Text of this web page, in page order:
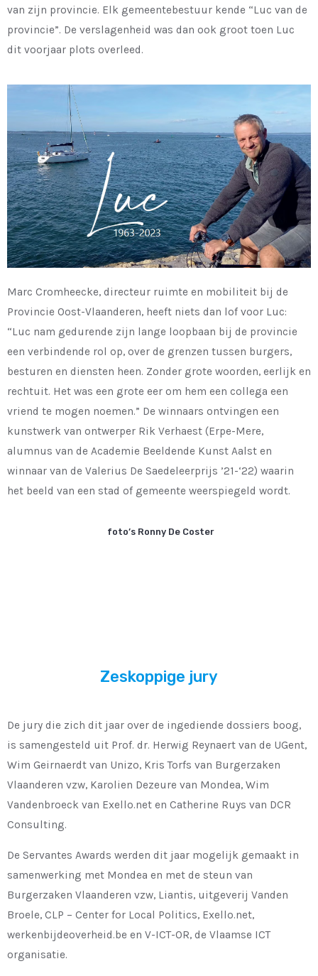
van zijn provincie. Elk gemeentebestuur kende “Luc van de
provincie”. De verslagenheid was dan ook groot toen Luc
dit voorjaar plots overleed.
Marc Cromheecke, directeur ruimte en mobiliteit bij de
Provincie Oost-Vlaanderen, heeft niets dan lof voor Luc:
“Luc nam gedurende zijn lange loopbaan bij de provincie
een verbindende rol op, over de grenzen tussen burgers,
besturen en diensten heen. Zonder grote woorden, eerlijk en
rechtuit. Het was een grote eer om hem een collega een
vriend te mogen noemen.” De winnaars ontvingen een
kunstwerk van ontwerper Rik Verhaest (Erpe-Mere,
alumnus van de Academie Beeldende Kunst Aalst en
winnaar van de Valerius De Saedeleerprijs ’21-‘22) waarin
het beeld van een stad of gemeente weerspiegeld wordt.
foto’s Ronny De Coster
Zeskoppige jury
De jury die zich dit jaar over de ingediende dossiers boog,
is samengesteld uit Prof. dr. Herwig Reynaert van de UGent,
Wim Geirnaerdt van Unizo, Kris Torfs van Burgerzaken
Vlaanderen vzw, Karolien Dezeure van Mondea, Wim
Vandenbroeck van Exello.net en Catherine Ruys van DCR
Consulting.
De Servantes Awards werden dit jaar mogelijk gemaakt in
samenwerking met Mondea en met de steun van
Burgerzaken Vlaanderen vzw, Liantis, uitgeverij Vanden
Broele, CLP – Center for Local Politics, Exello.net,
werkenbijdeoverheid.be en V-ICT-OR, de Vlaamse ICT
organisatie.